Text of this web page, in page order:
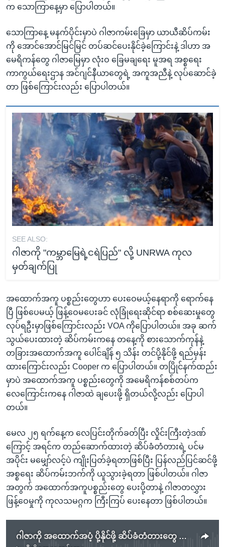
က သောကြာနေ့မှာ ပြောပါတယ်။
သောကြာနေ့ မနက်ပိုင်းမှာပဲ ဂါဇာကမ်းခြေမှာ ယာယီဆိပ်ကမ်း
ကို အောင်အောင်မြင်မြင် တပ်ဆင်ပေးနိုင်ခဲ့ကြောင်းနဲ့ ဒါဟာ အ
မေရိကန်တွေ ဂါဇာမြေမှာ လုံးဝ ခြေမချရေး မူအရ အစ္စရေး
ကာကွယ်ရေးဌာန အင်ဂျင်နီယာတွေရဲ့ အကူအညီနဲ့ လုပ်ဆောင်ခဲ့
တာ ဖြစ်ကြောင်းလည်း ပြောပါတယ်။
SEE ALSO:
ဂါဇာကို "ကမ္ဘာမြေရဲ့ငရဲပြည်" လို့ UNRWA ကုလ
မှတ်ချက်ပြု
အထောက်အကူ ပစ္စည်းတွေဟာ ပေးဝေမယ့်နေရာကို ရောက်နေ
ပြီ ဖြစ်ပေမယ့် ဖြန့်ဝေမပေးခင် လုံခြုံရေးဆိုင်ရာ စစ်ဆေးမှုတွေ
လုပ်ရဦးမှာဖြစ်ကြောင်းလည်း VOA ကိုပြောပါတယ်။ အခု ဆက်
သွယ်ပေးထားတဲ့ ဆိပ်ကမ်းကနေ တနေ့ကို စားသောက်ကုန်နဲ့
တခြားအထောက်အကူ ပေါင်ချိန် ၅ သိန်း တင်ပို့နိုင်ဖို့ ရည်မှန်း
ထားကြောင်းလည်း Cooper က ပြောပါတယ်။ တပြိုင်နက်ထည်း
မှာပဲ အထောက်အကူ ပစ္စည်းတွေကို အမေရိကန်စစ်တပ်က
လေကြောင်းကနေ ဂါဇာထဲ ချပေးဖို့ ရှိတယ်လို့လည်း ပြောပါ
တယ်။
မေလ ၂၅ ရက်နေ့က လေပြင်းတိုက်ခတ်ပြီး လှိုင်းကြီးတဲ့ဒဏ်
ကြောင့် အရင်က တည်ဆောက်ထားတဲ့ ဆိပ်ခံတံတားရဲ့ ပင်မ
အပိုင်း မမျှော်လင့်ပဲ ကျိုးပြတ်ခဲ့ရတာဖြစ်ပြီး ပြန်လည်ပြင်ဆင်ဖို့
အစ္စရေး ဆိပ်ကမ်းဘက်ကို ယူသွားခဲ့ရတာ ဖြစ်ပါတယ်။ ဂါဇာ
အတွက် အထောက်အကူပစ္စည်းတွေ ပေးပို့တာနဲ့ ဂါဇာတလွှား
ဖြန့်ဝေမှုကို ကုလသမဂ္ဂက ကြီးကြပ် ပေးနေတာ ဖြစ်ပါတယ်။
ဂါဇာကို အထောက်အပံ့ ပို့နိုင်ဖို့ ဆိပ်ခံတံတားတွေ တပ်ဆင်ပြီးစီး